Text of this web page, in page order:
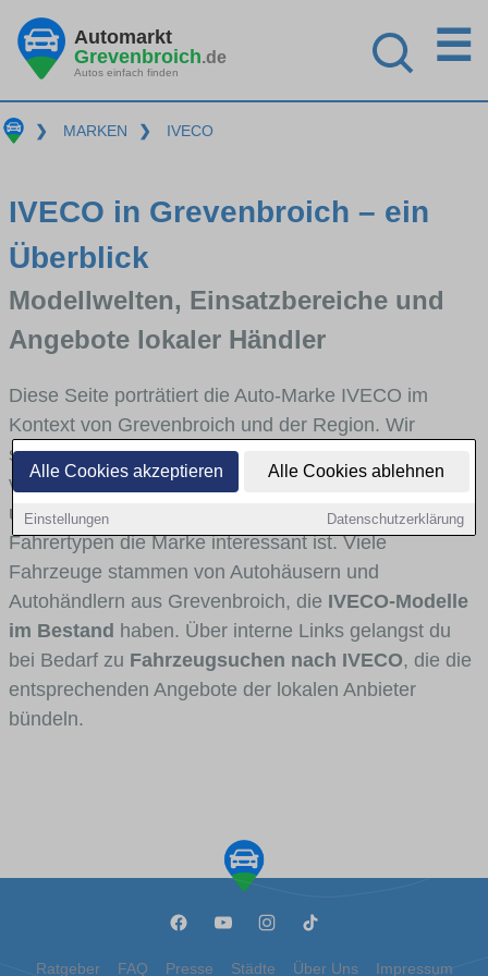
Alle Cookies akzeptieren Alle Cookies ablehnen
Einstellungen Datenschutzerklärung
Automarkt
Grevenbroich.de
Autos einfach finden
☰
❯ MARKEN ❯ IVECO
IVECO in Grevenbroich – ein
Überblick
Modellwelten, Einsatzbereiche und
Angebote lokaler Händler
Diese Seite porträtiert die Auto-Marke IVECO im
Kontext von Grevenbroich und der Region. Wir
skizzieren, in welchen Fahrzeugklassen IVECO stark
vertreten ist, welche Modellreihen häufig im Stadt-
und Umlandverkehr zu sehen sind und für welche
Fahrertypen die Marke interessant ist. Viele
Fahrzeuge stammen von Autohäusern und
Autohändlern aus Grevenbroich, die IVECO-Modelle
im Bestand haben. Über interne Links gelangst du
bei Bedarf zu Fahrzeugsuchen nach IVECO, die die
entsprechenden Angebote der lokalen Anbieter
bündeln.
Ratgeber FAQ Presse Städte Über Uns Impressum